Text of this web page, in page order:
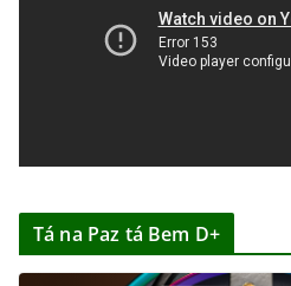
Tá na Paz tá Bem D+